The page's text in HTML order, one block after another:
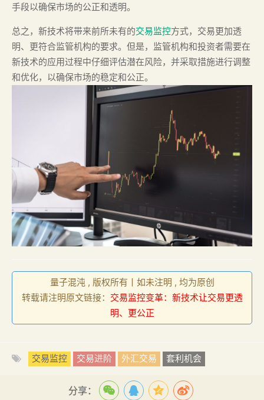
手段以确保市场的公正和透明。
总之，新技术将带来前所未有的交易监控方式，交易更加透
明、更符合监管机构的要求。但是，监管机构和投资者需要在
新技术的应用过程中仔细评估潜在风险，并采取措施进行调整
和优化，以确保市场的稳定和公正。
量子混沌 , 版权所有丨如未注明 , 均为原创
转载请注明原文链接： 交易监控变革：新技术让交易更透
明、更公正
交易监控 交易进阶 外汇交易 套利机会
分享：